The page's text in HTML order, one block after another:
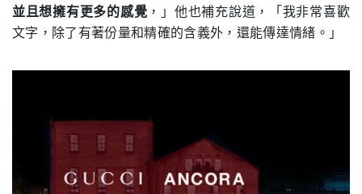
並且想擁有更多的感覺 ，」他也補充說道，「我非常喜歡
文字，除了有著份量和精確的含義外，還能傳達情緒。」